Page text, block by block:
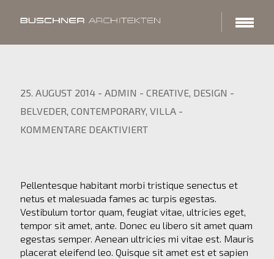
25. AUGUST 2014 - ADMIN - CREATIVE, DESIGN -
BELVEDER, CONTEMPORARY, VILLA -
KOMMENTARE DEAKTIVIERTF
I
C
K
H
O
U
Pellentesque habitant morbi tristique senectus et
netus et malesuada fames ac turpis egestas.
Vestibulum tortor quam, feugiat vitae, ultricies eget,
tempor sit amet, ante. Donec eu libero sit amet quam
egestas semper. Aenean ultricies mi vitae est. Mauris
placerat eleifend leo. Quisque sit amet est et sapien